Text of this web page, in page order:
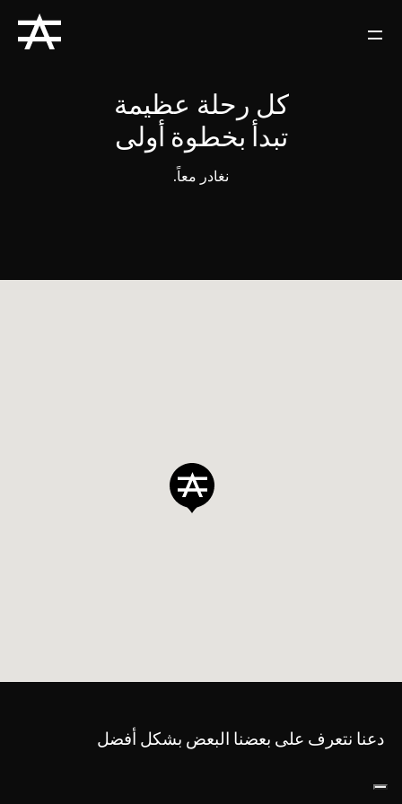
كل رحلة عظيمة
تبدأ بخطوة أولى
نغادر معاً.
دعنا نتعرف على بعضنا البعض بشكل أفضل